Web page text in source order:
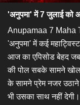
'अनुपमा' में 7 जुलाई को
Anupamaa 7 Maha
'अनुपमा' में कई
आज का एपिसोड बेहद
की पोल सबके सामने
के सामने प्रेम नजर उठाने
भी उसका साथ नहीं